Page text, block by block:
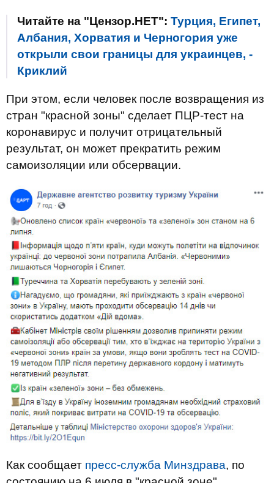
Читайте на "Цензор.НЕТ": Турция, Египет,
Албания, Хорватия и Черногория уже
открыли свои границы для украинцев, -
Криклий
При этом, если человек после возвращения из
стран "красной зоны" сделает ПЦР-тест на
коронавирус и получит отрицательный
результат, он может прекратить режим
самоизоляции или обсервации.
Как сообщает пресс-служба Минздрава, по